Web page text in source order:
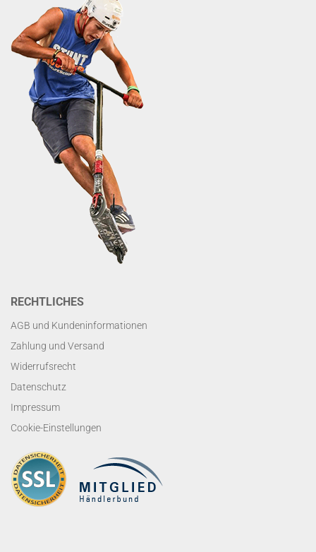
RECHTLICHES
AGB und Kundeninformationen
Zahlung und Versand
Widerrufsrecht
Datenschutz
Impressum
Cookie-Einstellungen